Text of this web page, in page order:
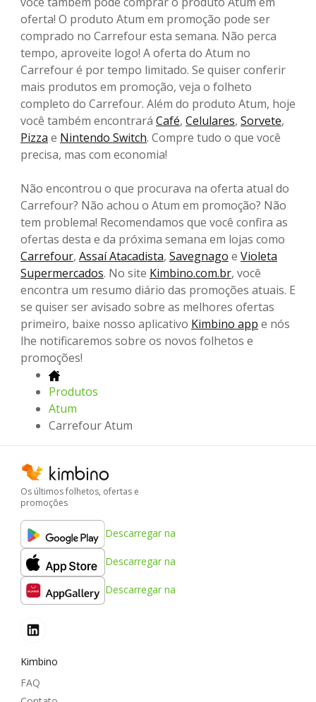
oferta! O produto Atum em promoção pode ser
comprado no Carrefour esta semana. Não perca
tempo, aproveite logo! A oferta do Atum no
Carrefour é por tempo limitado. Se quiser conferir
mais produtos em promoção, veja o folheto
completo do Carrefour. Além do produto Atum, hoje
você também encontrará Café, Celulares, Sorvete,
Pizza e Nintendo Switch. Compre tudo o que você
precisa, mas com economia!
Não encontrou o que procurava na oferta atual do
Carrefour? Não achou o Atum em promoção? Não
tem problema! Recomendamos que você confira as
ofertas desta e da próxima semana em lojas como
Carrefour, Assaí Atacadista, Savegnago e Violeta
Supermercados. No site Kimbino.com.br, você
encontra um resumo diário das promoções atuais. E
se quiser ser avisado sobre as melhores ofertas
primeiro, baixe nosso aplicativo Kimbino app e nós
lhe notificaremos sobre os novos folhetos e
promoções!
Produtos
Atum
Carrefour Atum
Os últimos folhetos, ofertas e
promoções
Descarregar na
Descarregar na
Descarregar na
Kimbino
FAQ